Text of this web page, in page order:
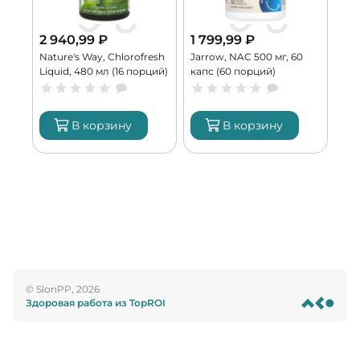
2 940,99 ₽
Nature's Way, Chlorofresh
Liquid, 480 мл (16 порций)
В корзину
1 799,99 ₽
Jarrow, NAC 500 мг, 60
капс (60 порций)
В корзину
© SlonPP, 2026
Здоровая работа из TopROI